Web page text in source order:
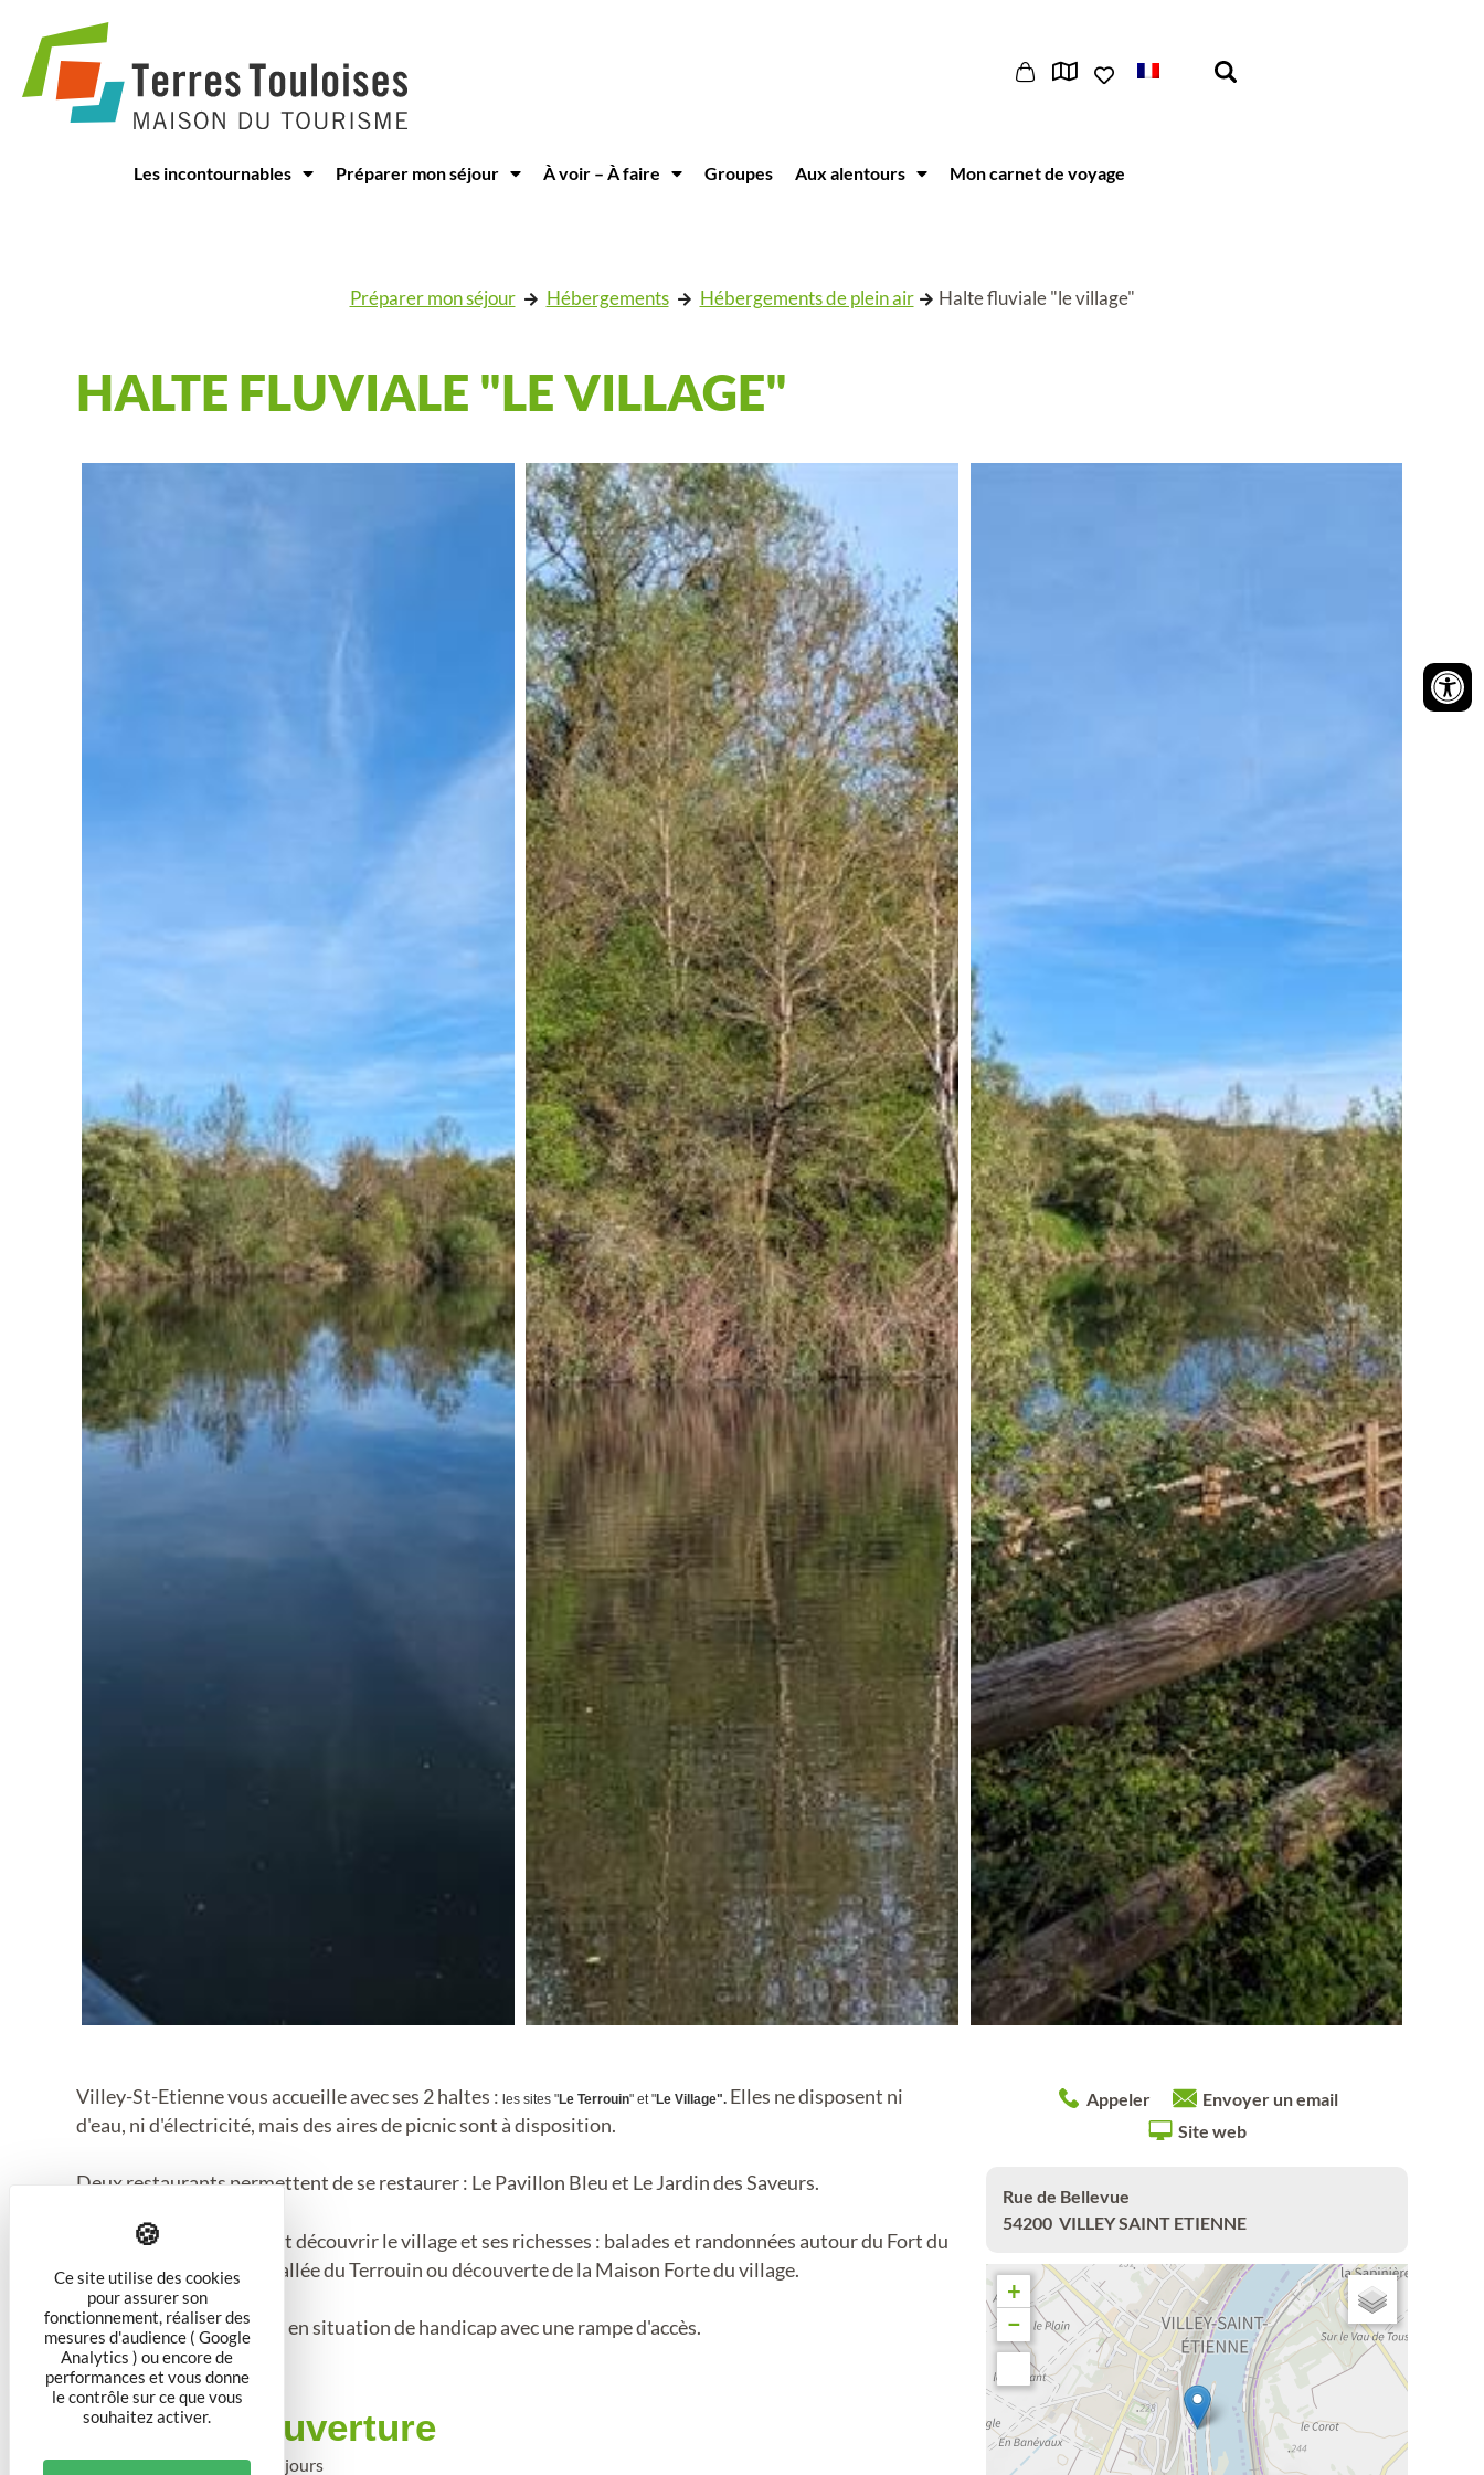
Les incontournables Préparer mon séjour À voir – À faire Groupes Aux alentours Mon carnet de voyage
Préparer mon séjour Hébergements Hébergements de plein air Halte fluviale "le village"
HALTE FLUVIALE "LE VILLAGE"
Appeler
Envoyer un email
Site web
Rue de Bellevue
54200 VILLEY SAINT ETIENNE
+
−
Villey-St-Etienne vous accueille avec ses 2 haltes : les sites "Le Terrouin" et "Le Village". Elles ne disposent ni
d'eau, ni d'électricité, mais des aires de picnic sont à disposition.
Deux restaurants permettent de se restaurer : Le Pavillon Bleu et Le Jardin des Saveurs.
Les plaisanciers pourront découvrir le village et ses richesses : balades et randonnées autour du Fort du
Vieux Canton et sur la Vallée du Terrouin ou découverte de la Maison Forte du village.
Accesible aux personnes en situation de handicap avec une rampe d'accès.
Période d'ouverture
Toute l'année 2025 tous les jours
Ce site utilise des cookies
pour assurer son
fonctionnement, réaliser des
mesures d'audience ( Google
Analytics ) ou encore de
performances et vous donne
le contrôle sur ce que vous
souhaitez activer.